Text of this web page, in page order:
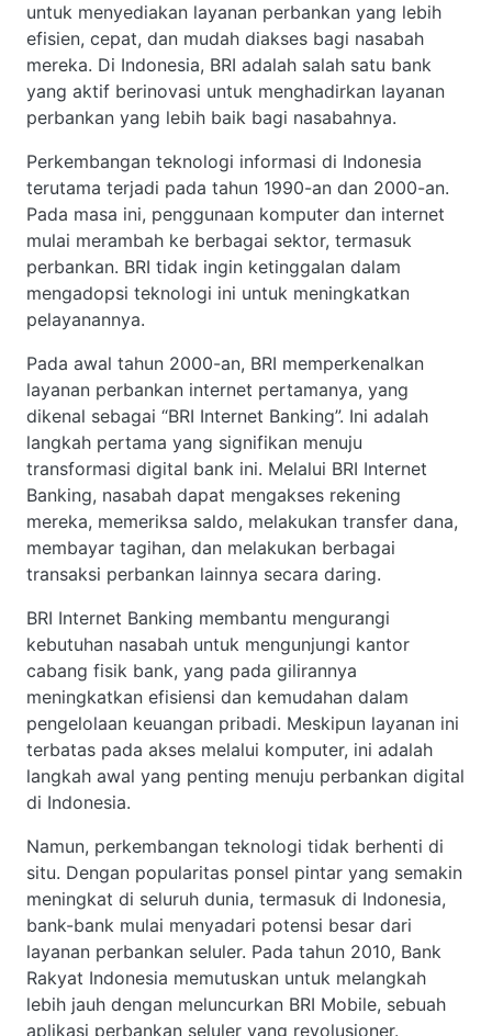
untuk menyediakan layanan perbankan yang lebih
efisien, cepat, dan mudah diakses bagi nasabah
mereka. Di Indonesia, BRI adalah salah satu bank
yang aktif berinovasi untuk menghadirkan layanan
perbankan yang lebih baik bagi nasabahnya.
Perkembangan teknologi informasi di Indonesia
terutama terjadi pada tahun 1990-an dan 2000-an.
Pada masa ini, penggunaan komputer dan internet
mulai merambah ke berbagai sektor, termasuk
perbankan. BRI tidak ingin ketinggalan dalam
mengadopsi teknologi ini untuk meningkatkan
pelayanannya.
Pada awal tahun 2000-an, BRI memperkenalkan
layanan perbankan internet pertamanya, yang
dikenal sebagai “BRI Internet Banking”. Ini adalah
langkah pertama yang signifikan menuju
transformasi digital bank ini. Melalui BRI Internet
Banking, nasabah dapat mengakses rekening
mereka, memeriksa saldo, melakukan transfer dana,
membayar tagihan, dan melakukan berbagai
transaksi perbankan lainnya secara daring.
BRI Internet Banking membantu mengurangi
kebutuhan nasabah untuk mengunjungi kantor
cabang fisik bank, yang pada gilirannya
meningkatkan efisiensi dan kemudahan dalam
pengelolaan keuangan pribadi. Meskipun layanan ini
terbatas pada akses melalui komputer, ini adalah
langkah awal yang penting menuju perbankan digital
di Indonesia.
Namun, perkembangan teknologi tidak berhenti di
situ. Dengan popularitas ponsel pintar yang semakin
meningkat di seluruh dunia, termasuk di Indonesia,
bank-bank mulai menyadari potensi besar dari
layanan perbankan seluler. Pada tahun 2010, Bank
Rakyat Indonesia memutuskan untuk melangkah
lebih jauh dengan meluncurkan BRI Mobile, sebuah
aplikasi perbankan seluler yang revolusioner.